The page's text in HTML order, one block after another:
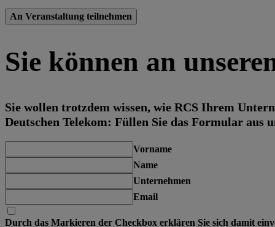
An Veranstaltung teilnehmen
Sie können an
Sie wollen trotzdem wissen, wie RCS Ihrem
Deutschen Telekom: Füllen Sie das Formular aus
Vorname
Name
Unternehmen
Email
Durch das Markieren der Checkbox erklären Sie sich damit